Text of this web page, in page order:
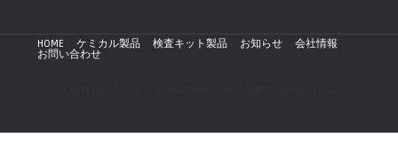
HOME ケミカル製品 検査キット製品 お知らせ
会社情報
お問い合わせ